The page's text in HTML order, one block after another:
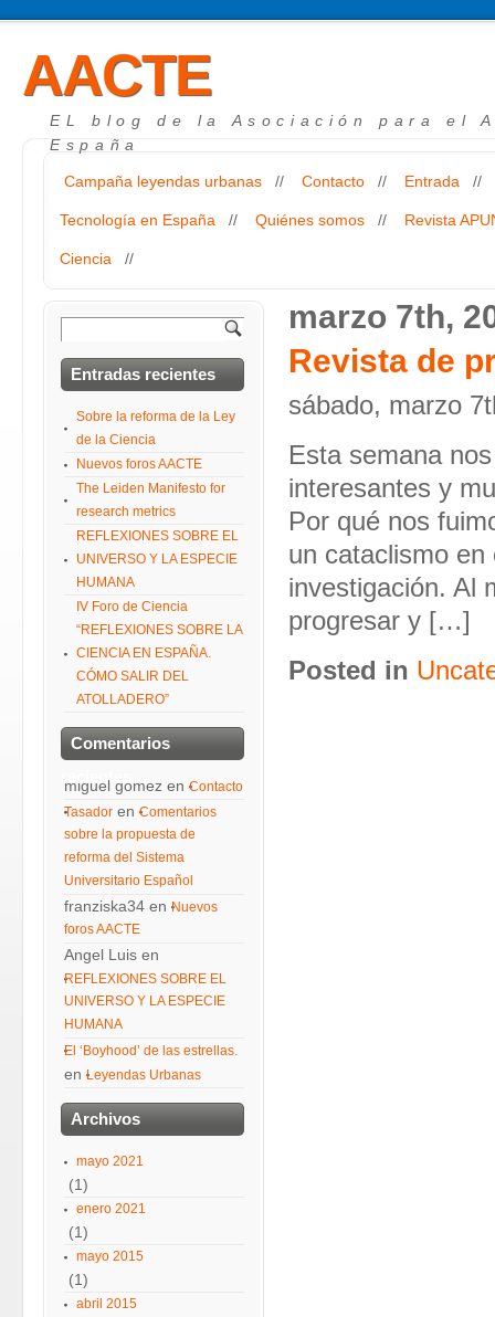
AACTE
EL blog de la Asociación para el
España
Campaña leyendas urbanas // Contacto // Entrada //
Tecnología en España // Quiénes somos // Revista
Ciencia //
marzo 7th,
Revista de
sábado, marzo
Esta semana
interesantes y
Por qué nos
un cataclismo
investigación. Al
progresar y […]
Posted in
Entradas recientes
Sobre la reforma de la Ley
de la Ciencia
Nuevos foros AACTE
The Leiden Manifesto for
research metrics
REFLEXIONES SOBRE EL
UNIVERSO Y LA ESPECIE
HUMANA
IV Foro de Ciencia
“REFLEXIONES SOBRE LA
CIENCIA EN ESPAÑA.
CÓMO SALIR DEL
ATOLLADERO”
Comentarios
recientes
miguel gomez en Contacto
Tasador en Comentarios
sobre la propuesta de
reforma del Sistema
Universitario Español
franziska34 en Nuevos
foros AACTE
Angel Luis en
REFLEXIONES SOBRE EL
UNIVERSO Y LA ESPECIE
HUMANA
El ‘Boyhood’ de las estrellas.
en Leyendas Urbanas
Archivos
mayo 2021
(1)
enero 2021
(1)
mayo 2015
(1)
abril 2015